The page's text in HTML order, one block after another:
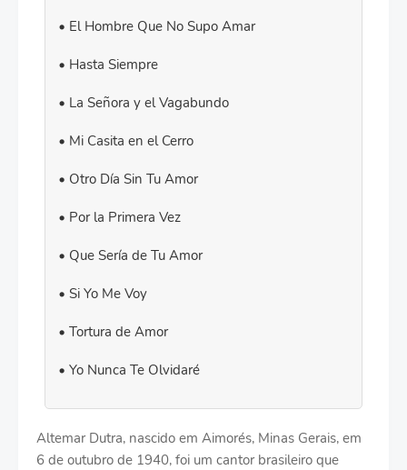
El Hombre Que No Supo Amar
Hasta Siempre
La Señora y el Vagabundo
Mi Casita en el Cerro
Otro Día Sin Tu Amor
Por la Primera Vez
Que Sería de Tu Amor
Si Yo Me Voy
Tortura de Amor
Yo Nunca Te Olvidaré
Altemar Dutra, nascido em Aimorés, Minas Gerais, em
6 de outubro de 1940, foi um cantor brasileiro que